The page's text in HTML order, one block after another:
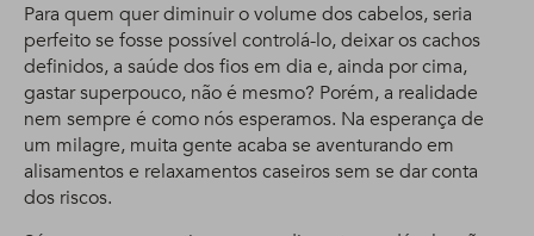
Para quem quer diminuir o volume dos cabelos, seria
perfeito se fosse possível controlá-lo, deixar os cachos
definidos, a saúde dos fios em dia e, ainda por cima,
gastar superpouco, não é mesmo? Porém, a realidade
nem sempre é como nós esperamos. Na esperança de
um milagre, muita gente acaba se aventurando em
alisamentos e relaxamentos caseiros sem se dar conta
dos riscos.